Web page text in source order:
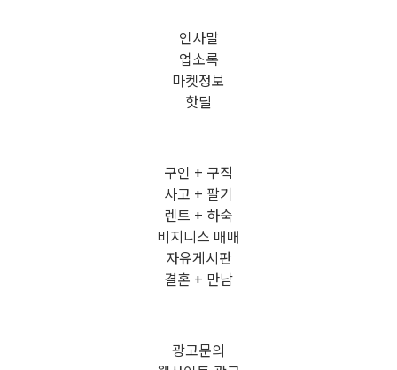
인사말
업소록
마켓정보
핫딜
구인 + 구직
사고 + 팔기
렌트 + 하숙
비지니스 매매
자유게시판
결혼 + 만남
광고문의